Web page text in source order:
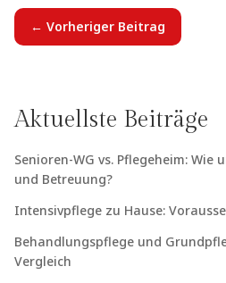
← Vorheriger Beitrag
Aktuellste Beiträge
Senioren-WG vs. Pflegeheim: Wie
und Betreuung?
Intensivpflege zu Hause:
Behandlungspflege und
Vergleich